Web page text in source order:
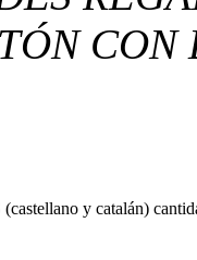
y catalán)